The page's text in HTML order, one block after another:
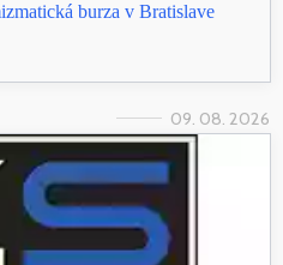
burza v Bratislave
09. 08. 2026